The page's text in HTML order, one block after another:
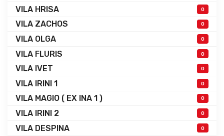
VILA HRISA 0
VILA ZACHOS 0
VILA OLGA 0
VILA FLURIS 0
VILA IVET 0
VILA IRINI 1 0
VILA MAGIO ( EX INA 1 ) 0
VILA IRINI 2 0
VILA DESPINA 0